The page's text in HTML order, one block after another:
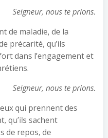
Seigneur, nous te prions.
de maladie, de la
précarité, qu’ils
dans l’engagement et
Seigneur, nous te prions.
qui prennent des
qu’ils sachent
de repos, de